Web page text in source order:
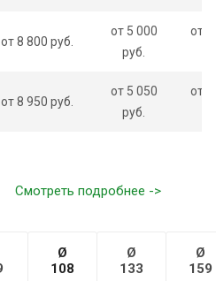
от 8 800 руб.
от 5 000
руб.
от
от 8 950 руб.
от 5 050
руб.
от
Смотреть подробнее ->
Ø
108
Ø
133
Ø
159